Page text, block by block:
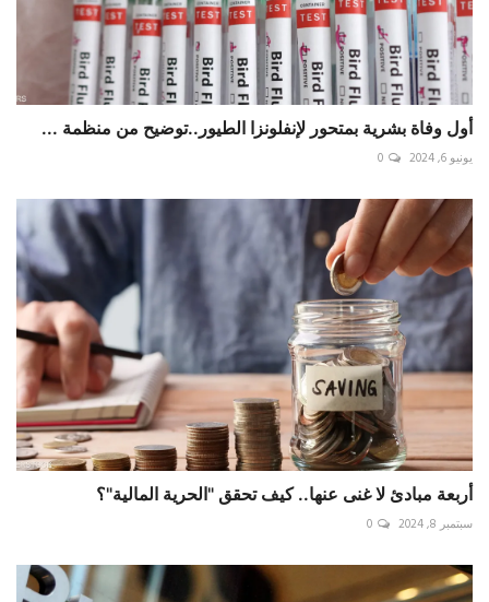
أول وفاة بشرية بمتحور لإنفلونزا الطيور..توضيح من منظمة ...
يونيو 6, 2024 0
أربعة مبادئ لا غنى عنها.. كيف تحقق "الحرية المالية"؟
سبتمبر 8, 2024 0